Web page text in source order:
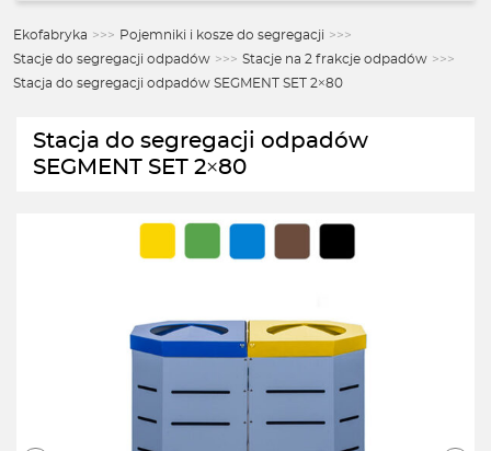
Ekofabryka >>> Pojemniki i kosze do segregacji >>>
Stacje do segregacji odpadów >>> Stacje na 2 frakcje odpadów >>>
Stacja do segregacji odpadów SEGMENT SET 2×80
Stacja do segregacji odpadów
SEGMENT SET 2×80